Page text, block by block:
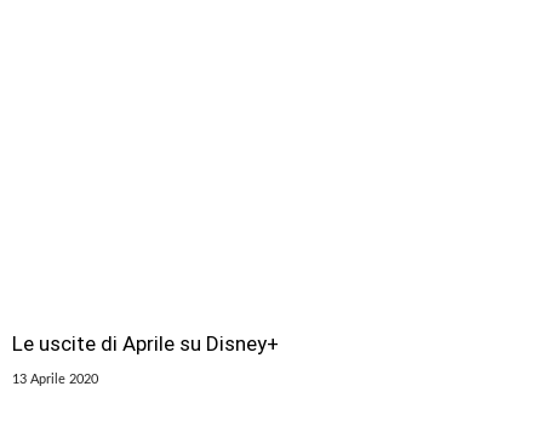
Le uscite di Aprile su Disney+
13 Aprile 2020